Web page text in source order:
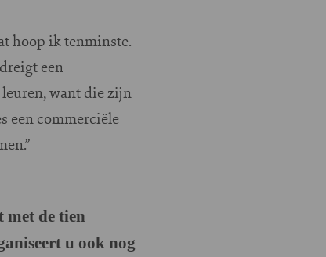
hoop ik tenminste.
een
want die zijn
een commerciële
met de tien
u ook nog